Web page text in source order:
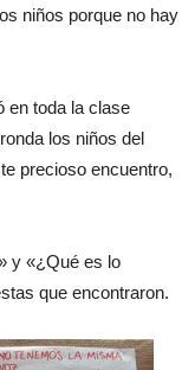
niños porque no hay
en toda la clase
los niños del
precioso encuentro,
y «¿Qué es lo
que encontraron.